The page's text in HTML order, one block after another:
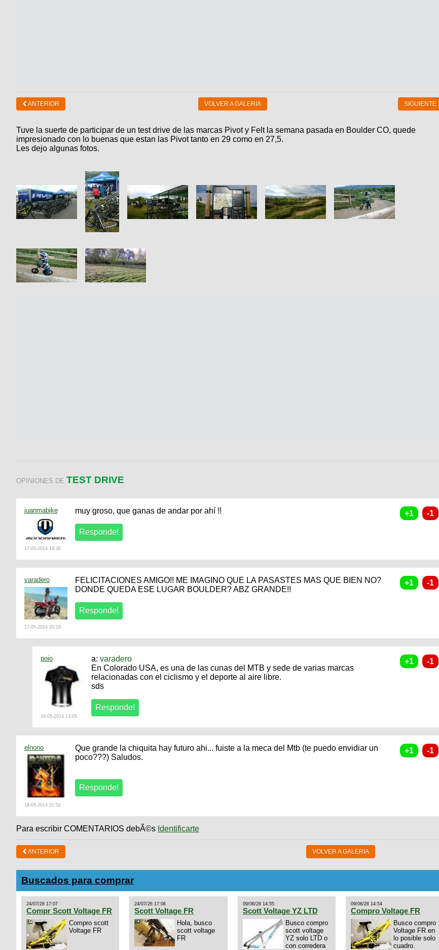
ANTERIOR VOLVER A GALERIA SIGUIENTE
Tuve la suerte de participar de un test drive de las marcas Pivot y Felt la semana pasada en Boulder CO, quede
impresionado con lo buenas que estan las Pivot tanto en 29 como en 27,5.
Les dejo algunas fotos.
OPINIONES DE TEST DRIVE
juanmabike
17-05-2014 19:36
muy groso, que ganas de andar por ahí !!
varadero
17-05-2014 20:18
FELICITACIONES AMIGO!! ME IMAGINO QUE LA PASASTES MAS QUE BIEN NO?
DONDE QUEDA ESE LUGAR BOULDER? ABZ GRANDE!!
poio
18-05-2014 13:05
a: varadero
En Colorado USA, es una de las cunas del MTB y sede de varias marcas
relacionadas con el ciclismo y el deporte al aire libre.
sds
elnono
18-05-2014 21:52
Que grande la chiquita hay futuro ahi... fuiste a la meca del Mtb (te puedo envidiar un
poco???) Saludos.
Para escribir COMENTARIOS debÃ©s Identificarte
ANTERIOR VOLVER A GALERIA
Buscados para comprar
24/07/26 17:07
Compr Scott Voltage FR
Compro scott
Voltage FR
24/07/26 17:06
Scott Voltage FR
Hola, busco
scott voltage
FR
09/06/26 14:55
Scott Voltage YZ LTD
Busco compro
scott voltage
YZ solo LTD o
con corredera
09/06/26 14:54
Compro Voltage FR
Busco compro
Voltage FR en
lo posible solo
cuadro.